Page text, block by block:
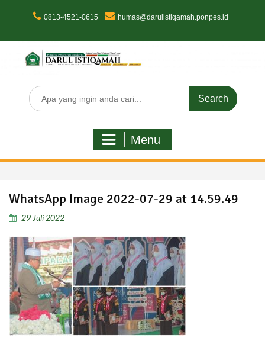
0813-4521-0615 humas@darulistiqamah.ponpes.id
Search
for:
Menu
WhatsApp Image 2022-07-29 at 14.59.49
29 Juli 2022